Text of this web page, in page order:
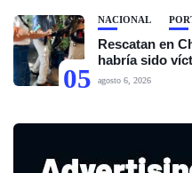
05
NACIONAL
Rescatan en
habría sido
agosto 6, 2026